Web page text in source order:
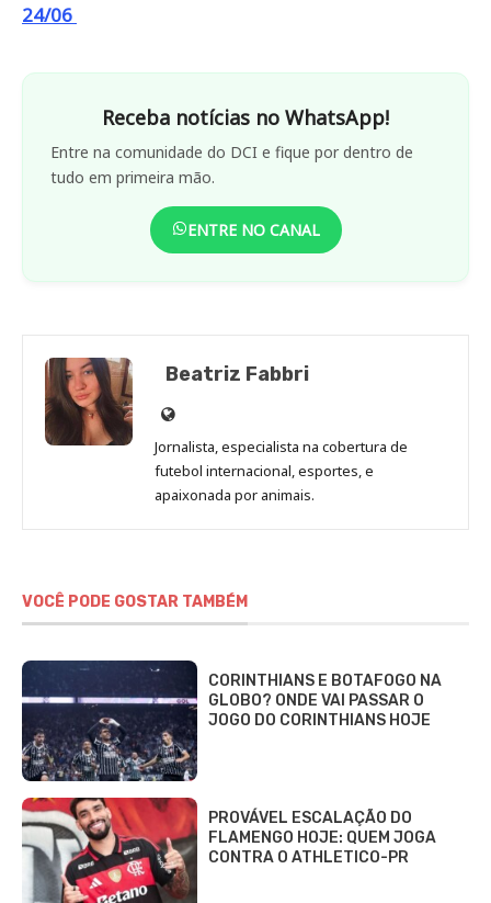
24/06
Receba notícias no WhatsApp!
Entre na comunidade do DCI e fique por dentro de
tudo em primeira mão.
ENTRE NO CANAL
Beatriz Fabbri
Site
de
Beatriz
Fabbri
Jornalista, especialista na cobertura de
futebol internacional, esportes, e
apaixonada por animais.
VOCÊ PODE GOSTAR TAMBÉM
CORINTHIANS E BOTAFOGO NA
GLOBO? ONDE VAI PASSAR O
JOGO DO CORINTHIANS HOJE
PROVÁVEL ESCALAÇÃO DO
FLAMENGO HOJE: QUEM JOGA
CONTRA O ATHLETICO-PR